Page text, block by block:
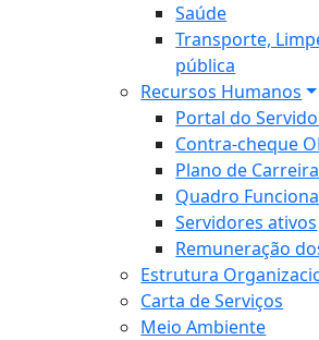
Saúde
Transporte,
pública
Recursos Humanos
Portal do
Contra-cheque
Plano de Carreira
Quadro
Servidores ativos
Remuneração
Estrutura
Carta de Serviços
Meio Ambiente